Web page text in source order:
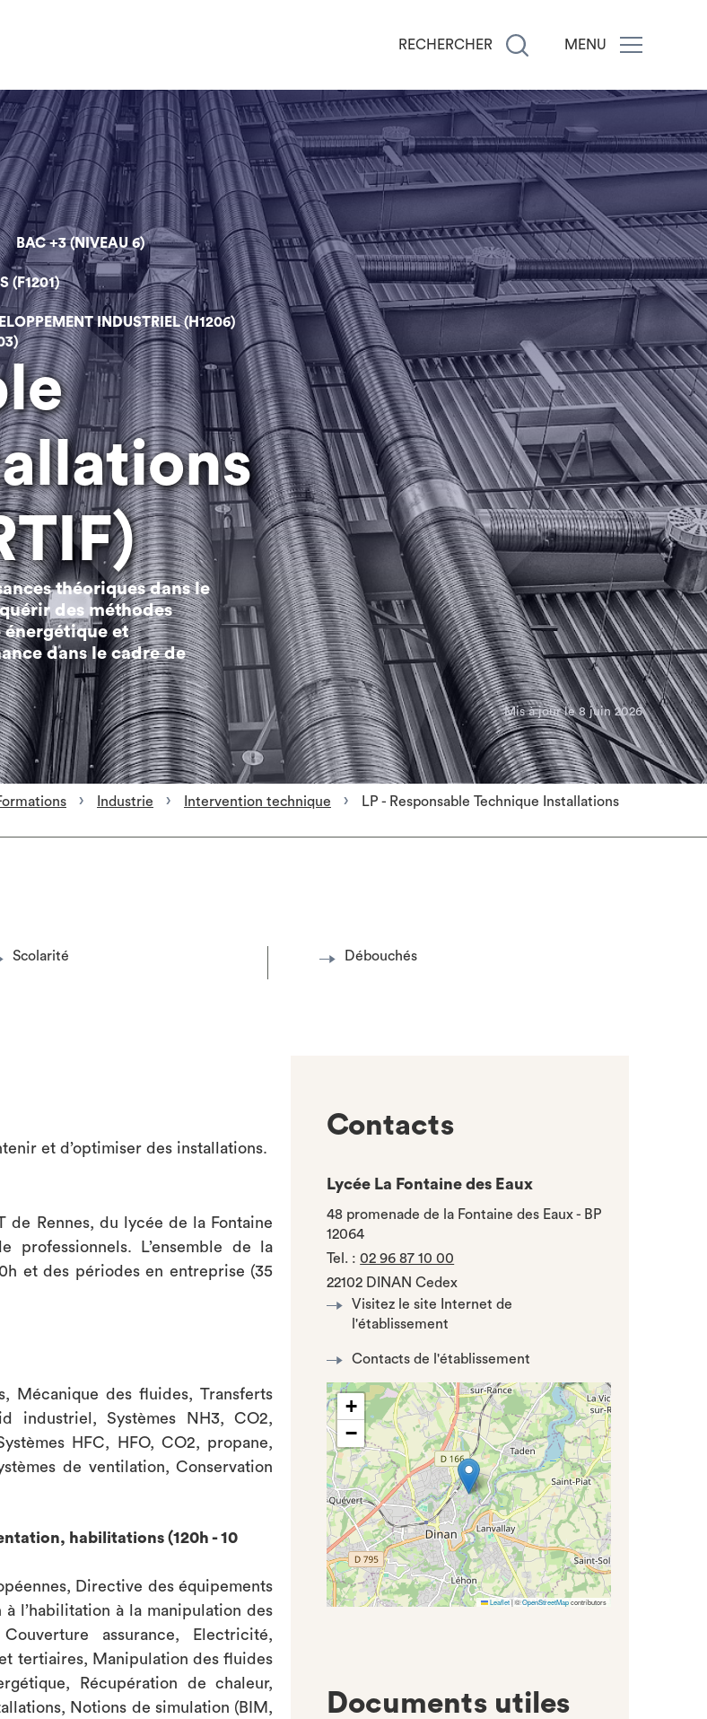
RECHERCHER MENU
BAC +3 (NIVEAU 6)
(F1201)
INDUSTRIEL (H1206)
théoriques dans le
des méthodes
énergétique et
dans le cadre de
Mis à jour le 8 juin 2026
Industrie Intervention technique
LP - Responsable Technique Installations
Scolarité Débouchés
et d’optimiser des installations.
de Rennes, du lycée de la Fontaine
L’ensemble de la
et des périodes en entreprise (35
Mécanique des fluides, Transferts
industriel, Systèmes NH3, CO2,
HFC, HFO, CO2, propane,
de ventilation, Conservation
habilitations (120h - 10
Directive des équipements
l’habilitation à la manipulation des
assurance, Electricité,
tertiaires, Manipulation des fluides
Récupération de chaleur,
Notions de simulation (BIM,
Contacts
Lycée La Fontaine des Eaux
48 promenade de la Fontaine des Eaux - BP
12064
Tel. :02 96 87 10 00
22102 DINAN Cedex
Visitez le site Internet de
l'établissement
Contacts de l'établissement
+
−
Leaflet|©OpenStreetMapcontributors
Documents utiles